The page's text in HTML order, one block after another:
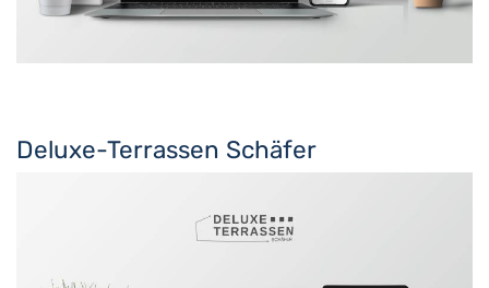
Deluxe-Terrassen Schäfer